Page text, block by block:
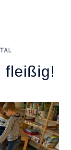
fleißig!